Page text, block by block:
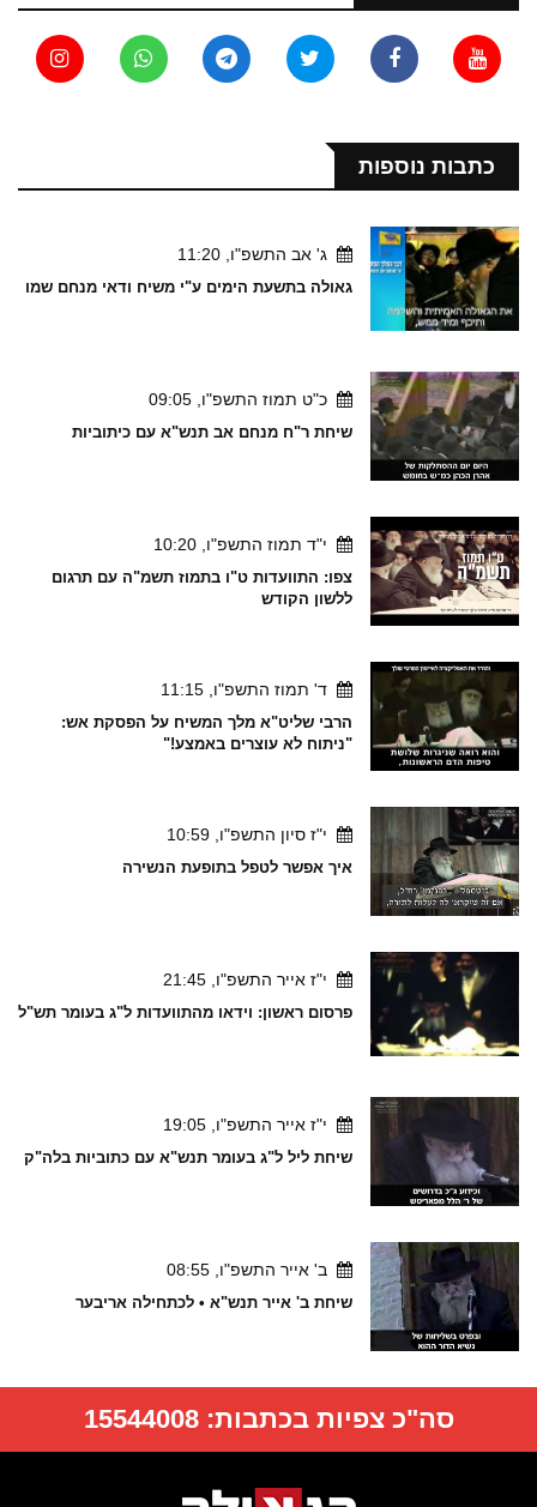
כתבות נוספות
ג' אב התשפ"ו, 11:20
גאולה בתשעת הימים ע"י משיח ודאי מנחם שמו
כ"ט תמוז התשפ"ו, 09:05
שיחת ר"ח מנחם אב תנש"א עם כיתוביות
י"ד תמוז התשפ"ו, 10:20
צפו: התוועדות ט"ו בתמוז תשמ"ה עם תרגום
ללשון הקודש
ד' תמוז התשפ"ו, 11:15
הרבי שליט"א מלך המשיח על הפסקת אש:
"ניתוח לא עוצרים באמצע!"
י"ז סיון התשפ"ו, 10:59
איך אפשר לטפל בתופעת הנשירה
י"ז אייר התשפ"ו, 21:45
פרסום ראשון: וידאו מהתוועדות ל"ג בעומר תש"ל
י"ז אייר התשפ"ו, 19:05
שיחת ליל ל"ג בעומר תנש"א עם כתוביות בלה"ק
ב' אייר התשפ"ו, 08:55
שיחת ב' אייר תנש"א • לכתחילה אריבער
סה"כ צפיות בכתבות:15544008